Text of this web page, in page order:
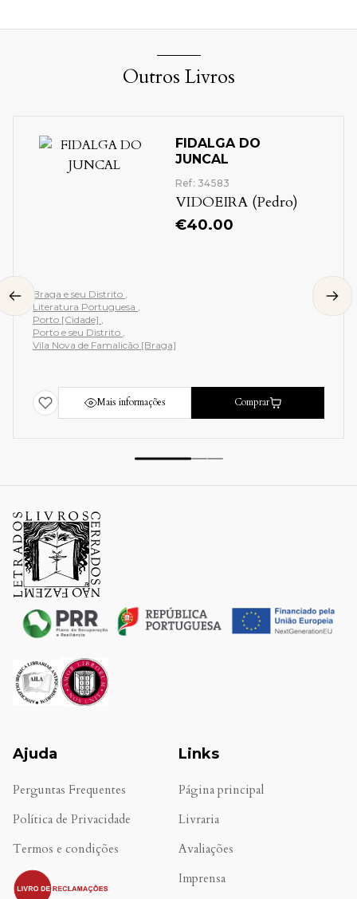
Outros Livros
FIDALGA DO
JUNCAL
Ref: 34583
VIDOEIRA (Pedro)
€40.00
Braga e seu Distrito
Literatura Portuguesa
Porto [Cidade]
Porto e seu Distrito
Vila Nova de Famalicão [Braga]
Mais informações Comprar
Ajuda
Perguntas Frequentes
Política de Privacidade
Termos e condições
.
Links
Página principal
Livraria
Avaliações
Imprensa